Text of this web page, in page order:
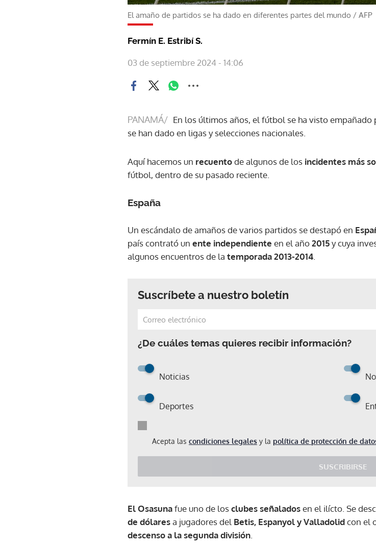
El amaño de partidos se ha dado en diferentes partes del mundo / AFP
Fermín E. Estribí S.
03 de septiembre 2024 - 14:06
PANAMÁ/ En los últimos años, el fútbol se ha visto
se han dado en ligas y selecciones nacionales.
Aquí hacemos un recuentode algunos de los incidentes más
fútbol, dentro de su pasado reciente.
España
Un escándalo de amaños de varios partidos se destapó en
país contrató un ente independiente en el año2015y cuya
algunos encuentros de la temporada 2013-2014
Suscríbete a nuestro boletín
¿De cuáles temas quieres recibir información?
Noticias
Deportes
Acepta las condiciones legales y la política de protección de
SUSCRIBIRSE
Gracias por suscribirte a
El Osasunafue uno de losclubes señaladosen el ilícto. Se
de dólaresa jugadores del Betis, Espanyol y Valladolidcon el
descenso a la segunda división